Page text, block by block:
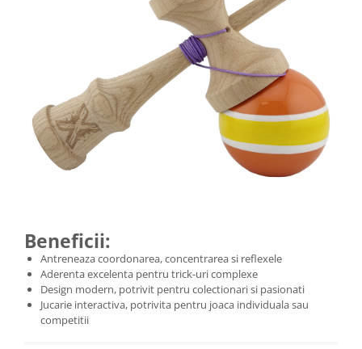
Beneficii:
Antreneaza coordonarea, concentrarea si reflexele
Aderenta excelenta pentru trick-uri complexe
Design modern, potrivit pentru colectionari si pasionati
Jucarie interactiva, potrivita pentru joaca individuala sau
competitii